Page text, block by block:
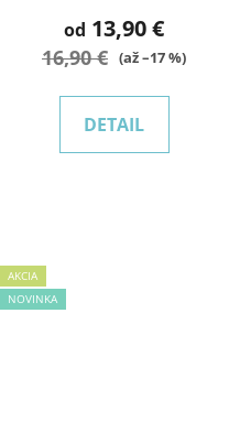
od 13,90 €
16,90 € (až –17 %)
DETAIL
AKCIA
NOVINKA